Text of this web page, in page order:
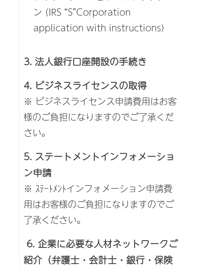
ン (IRS “S”Corporation
application with instructions)
3. 法人銀行口座開設の手続き
4. ビジネスライセンスの取得
※ ビジネスライセンス申請費用はお客
様のご負担になりますのでご了承くだ
さい。
5. ステートメントインフォメーショ
ン申請
※ ｽﾃｰﾄﾒﾝﾄインフォメーション申請費
用はお客様のご負担になりますのでご
了承ください。
6. 企業に必要な人材ネットワークご
紹介（弁護士・会計士・銀行・保険